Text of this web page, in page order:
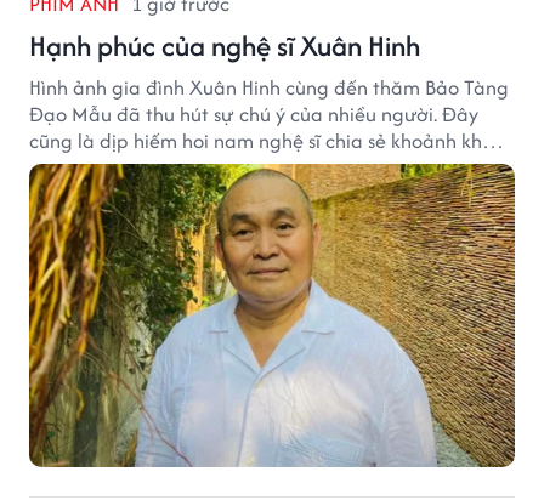
Hạnh phúc của nghệ sĩ Xuân Hinh
Hình ảnh gia đình Xuân Hinh cùng đến thăm Bảo Tàng
Đạo Mẫu đã thu hút sự chú ý của nhiều người. Đây
cũng là dịp hiếm hoi nam nghệ sĩ chia sẻ khoảnh khắc
sum họp bên người thân tại công trình văn hóa tâm
huyết của mình.